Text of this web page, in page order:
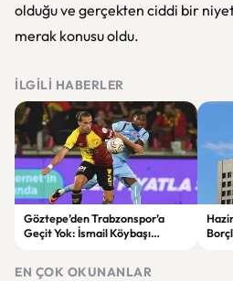
olduğu ve gerçekten ciddi bir niyet
merak konusu oldu.
İLGILI HABERLER
Göztepe’den Trabzonspor’a
Geçit Yok: İsmail Köybaşı
EN ÇOK OKUNANLAR